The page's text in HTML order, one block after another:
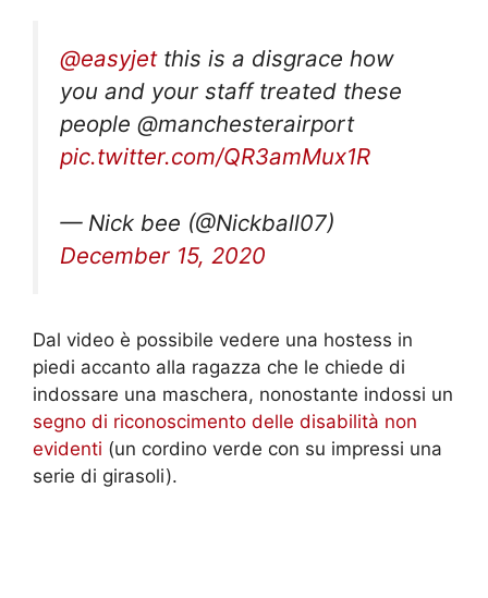
@easyjetthis is a disgrace how
you and your staff treated these
people @manchesterairport
pic.twitter.com/QR3amMux1R
— Nick bee (@Nickball07)
December 15, 2020
Dal video è possibile vedere una hostess in
piedi accanto alla ragazza che le chiede di
indossare una maschera, nonostante indossi un
segno di riconoscimento delle disabilità non
evidenti (un cordino verde con su impressi una
serie di girasoli).